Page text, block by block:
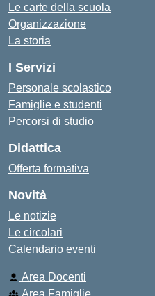
Le carte della scuola
Organizzazione
La storia
I Servizi
Personale scolastico
Famiglie e studenti
Percorsi di studio
Didattica
Offerta formativa
Novità
Le notizie
Le circolari
Calendario eventi
Area Docenti
Area Famiglie